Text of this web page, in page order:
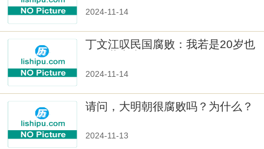
2024-11-14
丁文江叹民国腐败：我若是20岁也
2024-11-14
请问，大明朝很腐败吗？为什么？
2024-11-13